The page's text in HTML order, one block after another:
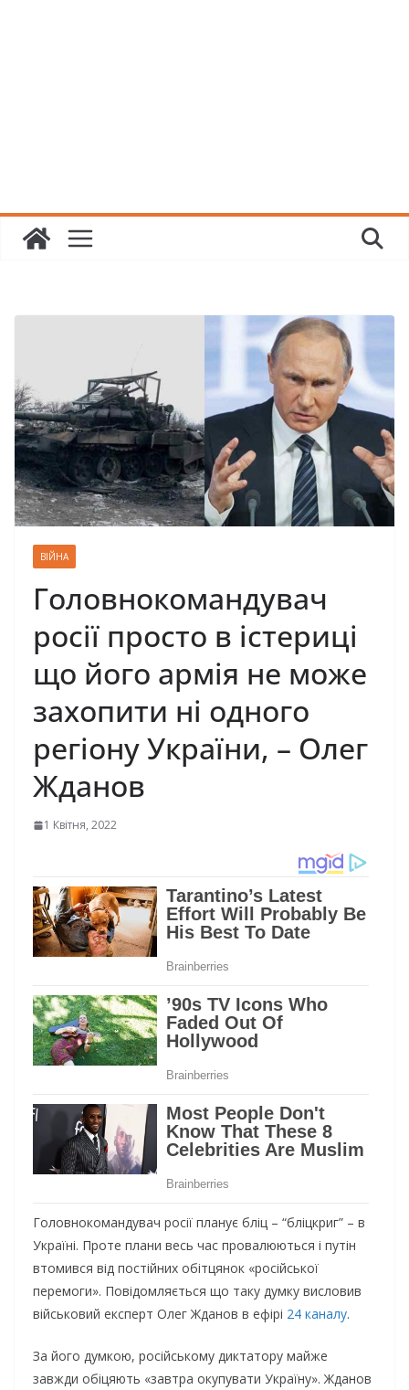
ВІЙНА
Головнокомандувач
росії просто в істериці
що його армія не може
захопити ні одного
регіону України, – Олег
Жданов
1 Квітня, 2022
Головнокомандувач росії планує бліц – “бліцкриг” – в
Україні. Проте плани весь час провалюються і путін
втомився від постійних обітцянок «російської
перемоги». Повідомляється що таку думку висловив
військовий експерт Олег Жданов в ефірі 24 каналу.
За його думкою, російському диктатору майже
завжди обіцяють «завтра окупувати Україну». Жданов